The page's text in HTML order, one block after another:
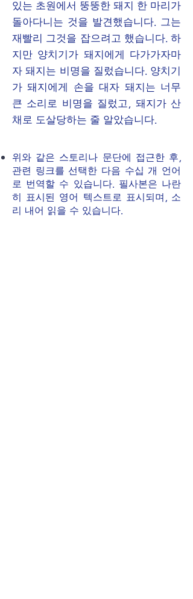
있는 초원에서 뚱뚱한 돼지 한 마리가
돌아다니는 것을 발견했습니다. 그는
재빨리 그것을 잡으려고 했습니다. 하
지만 양치기가 돼지에게 다가가자마
자 돼지는 비명을 질렀습니다. 양치기
가 돼지에게 손을 대자 돼지는 너무
큰 소리로 비명을 질렀고, 돼지가 산
채로 도살당하는 줄 알았습니다.
위와 같은 스토리나 문단에 접근한 후,
관련 링크를 선택한 다음 수십 개 언어
로 번역할 수 있습니다. 필사본은 나란
히 표시된 영어 텍스트로 표시되며, 소
리 내어 읽을 수 있습니다.